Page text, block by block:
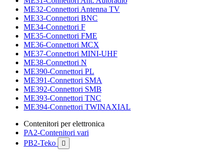
ME32-Connettori Antenna TV
ME33-Connettori BNC
ME34-Connettori F
ME35-Connettori FME
ME36-Connettori MCX
ME37-Connettori MINI-UHF
ME38-Connettori N
ME390-Connettori PL
ME391-Connettori SMA
ME392-Connettori SMB
ME393-Connettori TNC
ME394-Connettori TWINAXIAL
Contenitori per elettronica
PA2-Contenitori vari
PB2-Teko
